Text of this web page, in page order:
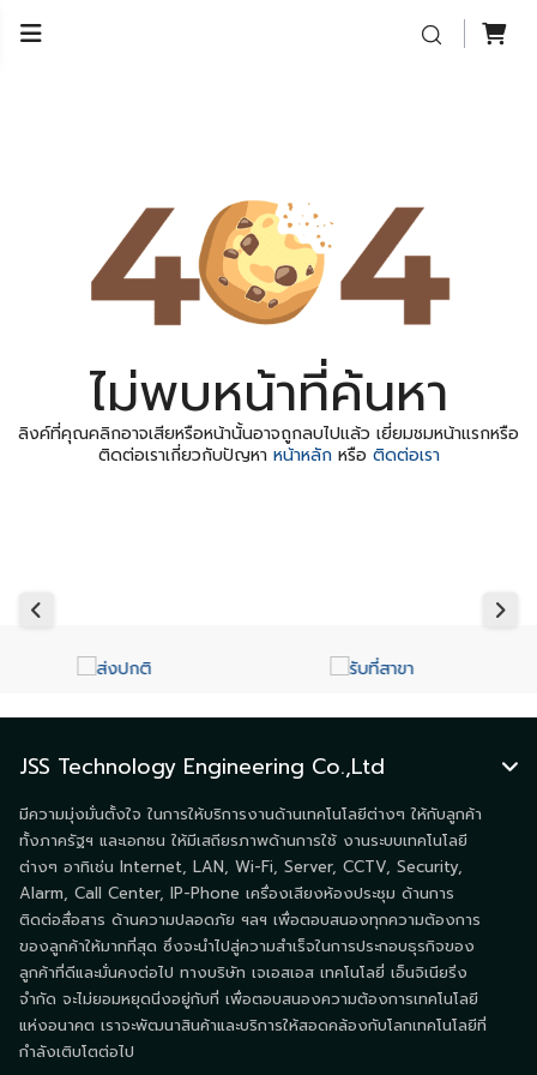
ไม่พบหน้าที่ค้นหา
ลิงค์ที่คุณคลิกอาจเสียหรือหน้านั้นอาจถูกลบไปแล้ว เยี่ยมชมหน้าแรกหรือ
ติดต่อเราเกี่ยวกับปัญหา หน้าหลักหรือ ติดต่อเรา
JSS Technology Engineering Co.,Ltd
มีความมุ่งมั่นตั้งใจ ในการให้บริการงานด้านเทคโนโลยีต่างๆ ให้กับลูกค้า
ทั้งภาครัฐฯ และเอกชน ให้มีเสถียรภาพด้านการใช้ งานระบบเทคโนโลยี
ต่างๆ อาทิเช่น Internet, LAN, Wi-Fi, Server, CCTV, Security,
Alarm, Call Center, IP-Phone เครื่องเสียงห้องประชุม ด้านการ
ติดต่อสื่อสาร ด้านความปลอดภัย ฯลฯ เพื่อตอบสนองทุกความต้องการ
ของลูกค้าให้มากที่สุด ซึ่งจะนำไปสู่ความสำเร็จในการประกอบธุรกิจของ
ลูกค้าที่ดีและมั่นคงต่อไป ทางบริษัท เจเอสเอส เทคโนโลยี่ เอ็นจิเนียริ่ง
จำกัด จะไม่ยอมหยุดนิ่งอยู่กับที่ เพื่อตอบสนองความต้องการเทคโนโลยี
แห่งอนาคต เราจะพัฒนาสินค้าและบริการให้สอดคล้องกับโลกเทคโนโลยีที่
กำลังเติบโตต่อไป